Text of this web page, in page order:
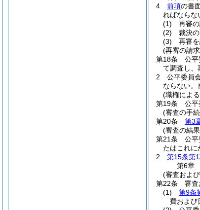
4
前項の書
ればならな
(1)
再審
(2)
裁決
(3)
再審
(再審の請
第18条
公平
て調査し、
2
公平委員
ならない。
(職権によ
第19条
公平
(審査の手
第20条
第3
(審査の結
第21条
公平
たはこれに
2
第15条第
第6章
(審査およ
第22条
審査
(1)
第9条
費および